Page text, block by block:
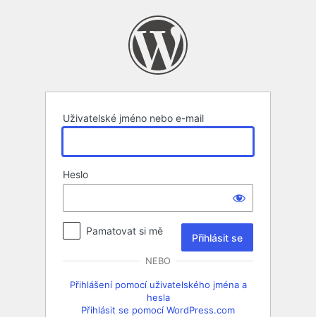
Uživatelské jméno nebo e-mail
Heslo
Pamatovat si mě
NEBO
Přihlášení pomocí uživatelského jména a
hesla
Přihlásit se pomocí WordPress.com